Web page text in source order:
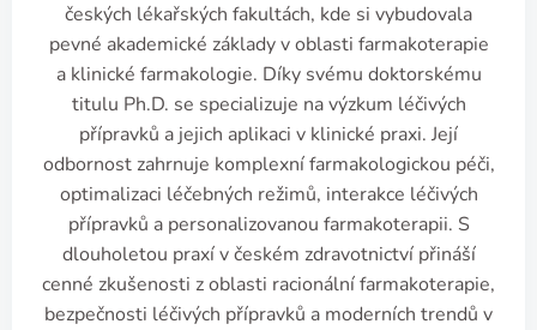
českých lékařských fakultách, kde si vybudovala
pevné akademické základy v oblasti farmakoterapie
a klinické farmakologie. Díky svému doktorskému
titulu Ph.D. se specializuje na výzkum léčivých
přípravků a jejich aplikaci v klinické praxi. Její
odbornost zahrnuje komplexní farmakologickou péči,
optimalizaci léčebných režimů, interakce léčivých
přípravků a personalizovanou farmakoterapii. S
dlouholetou praxí v českém zdravotnictví přináší
cenné zkušenosti z oblasti racionální farmakoterapie,
bezpečnosti léčivých přípravků a moderních trendů v